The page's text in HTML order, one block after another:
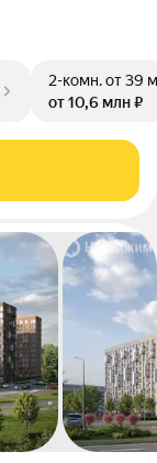
2-комн.от 39
от 10,6 млн ₽